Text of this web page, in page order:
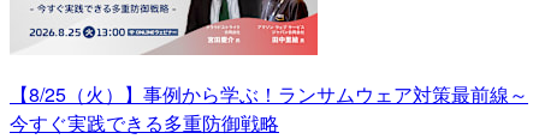
【8/25（火）】事例から学ぶ！ランサムウェア対策最前線～
今すぐ実践できる多重防御戦略